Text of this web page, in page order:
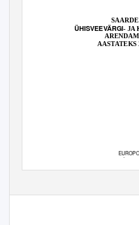
ÜHISVEEVÄRGI- JA
AASTATEKS